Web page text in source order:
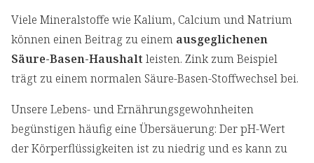
Viele Mineralstoffe wie Kalium, Calcium und Natrium
können einen Beitrag zu einem ausgeglichenen
Säure-Basen-Haushalt leisten. Zink zum Beispiel
trägt zu einem normalen Säure-Basen-Stoffwechsel bei.
Unsere Lebens- und Ernährungsgewohnheiten
begünstigen häufig eine Übersäuerung: Der pH-Wert
der Körperflüssigkeiten ist zu niedrig und es kann zu